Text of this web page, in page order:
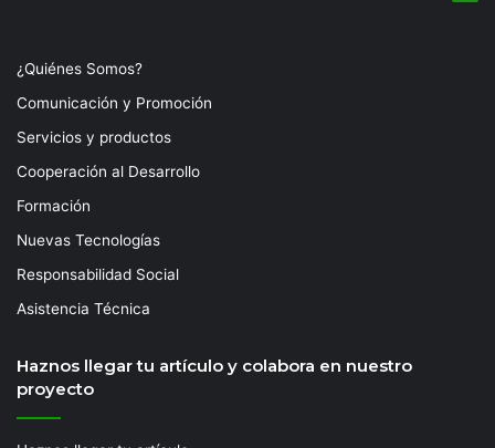
¿Quiénes Somos?
Comunicación y Promoción
Servicios y productos
Cooperación al Desarrollo
Formación
Nuevas Tecnologías
Responsabilidad Social
Asistencia Técnica
Haznos llegar tu artículo y colabora en nuestro
proyecto